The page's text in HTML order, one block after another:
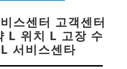
스센터 고객센터
L 위치 L 고장 수
서비스센타